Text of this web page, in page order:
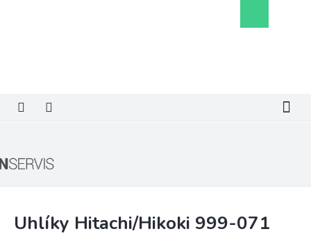
košík
Uhlíky Hitachi/Hikoki 999-071